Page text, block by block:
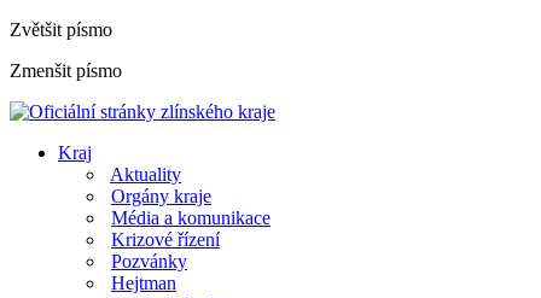
Zvětšit písmo
Zmenšit písmo
Kraj
Aktuality
Orgány kraje
Média a komunikace
Krizové řízení
Pozvánky
Hejtman